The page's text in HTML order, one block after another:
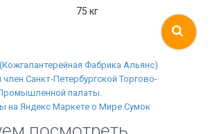
75 кг